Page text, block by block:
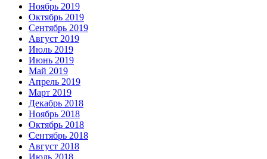
Ноябрь 2019
Октябрь 2019
Сентябрь 2019
Август 2019
Июль 2019
Июнь 2019
Май 2019
Апрель 2019
Март 2019
Декабрь 2018
Ноябрь 2018
Октябрь 2018
Сентябрь 2018
Август 2018
Июль 2018